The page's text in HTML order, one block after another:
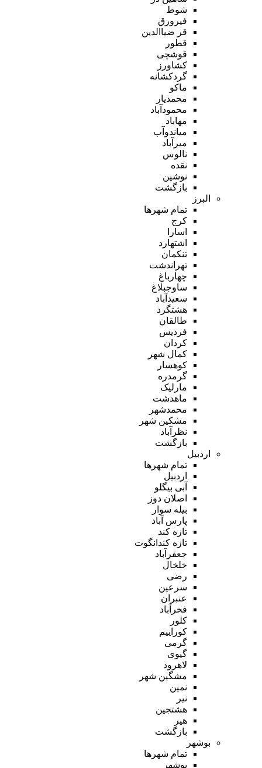
شوط
فیرورق
قر ضیاالدین
قطور
قوشچی
کشاورز
گردکشانه
ماکو
محمدیار
محمودآباد
مهاباد
میاندوآب
میرآباد
نالوس
نقده
نوشین
بازگشت
البرز
تمام شهر‌ها
کرج
اسارا
اشتهارد
تنکمان
تهراندشت
چهارباغ
ساوجبلاغ
سعیدآباد
هشتگرد
طالقان
فردیس
کردان
کمال شهر
کوهسار
گرمدره
مارلیک
ماهدشت
محمدشهر
مشکین شهر
نظرآباد
بازگشت
اردبیل
تمام شهر‌ها
اردبیل
آبی بیگلو
اصلان دوز
بیله سوار
پارس آباد
تازه کند
تازه کندانگوت
جعفرآباد
خلخال
رضی
سرعین
عنبران
فخرآباد
کلور
کوراییم
گرمی
گیوی
لاهرود
مشگین شهر
نمین
نیر
هشتجین
هیر
بازگشت
بوشهر
تمام شهر‌ها
بوشهر